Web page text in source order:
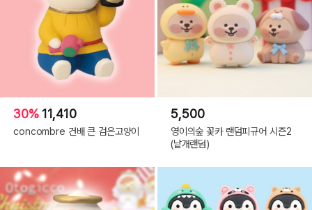
30% 11,410
concombre 건배 큰 검은고양이
5,500
영이의숲 꽃카 랜덤피규어 시즌2
(낱개랜덤)